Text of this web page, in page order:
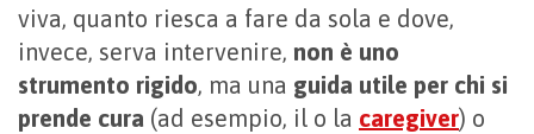
viva, quanto riesca a fare da sola e dove,
invece, serva intervenire, non è uno
strumento rigido, ma una guida utile per chi si
prende cura (ad esempio, il o la caregiver) o